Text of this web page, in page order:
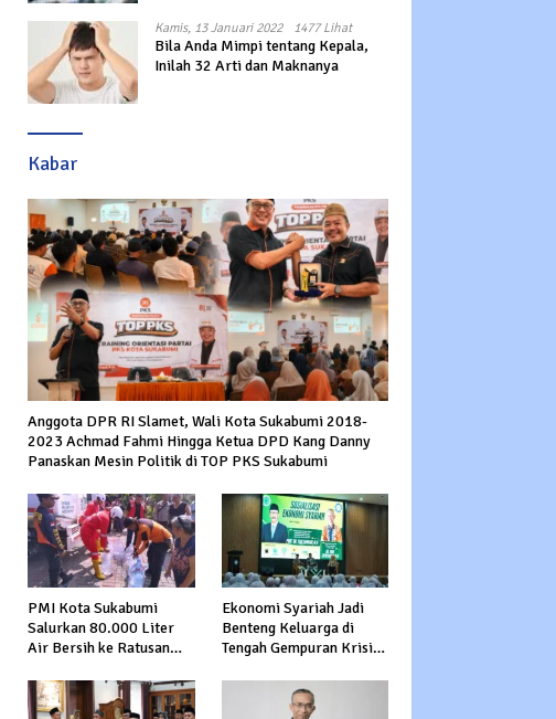
Kamis, 13 Januari 2022 1477 Lihat
Bila Anda Mimpi tentang Kepala,
Inilah 32 Arti dan Maknanya
Kabar
Anggota DPR RI Slamet, Wali Kota Sukabumi 2018-
2023 Achmad Fahmi Hingga Ketua DPD Kang Danny
Panaskan Mesin Politik di TOP PKS Sukabumi
PMI Kota Sukabumi
Salurkan 80.000 Liter
Air Bersih ke Ratusan
Kekeringan di Cibeureum
Hiir
Ekonomi Syariah Jadi
Benteng Keluarga di
Tengah Gempuran Krisis